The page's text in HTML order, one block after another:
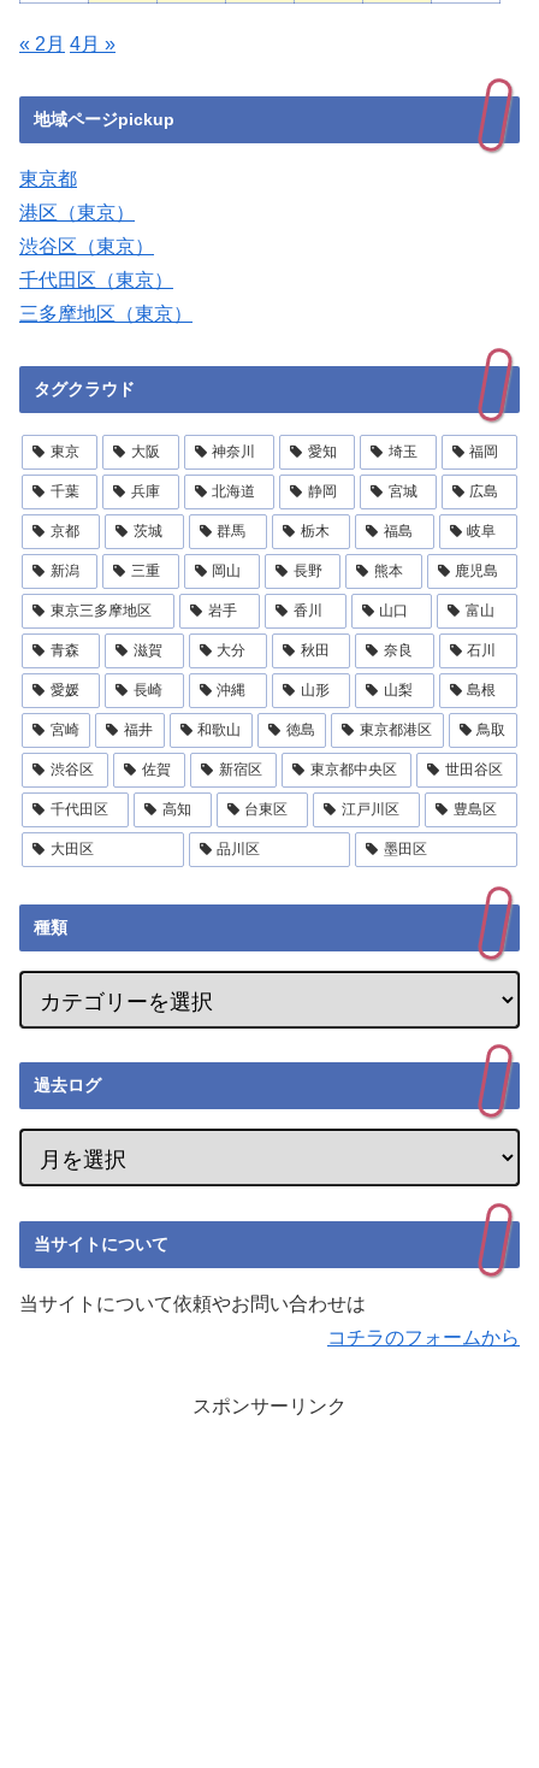
« 2月 4月 »
地域ページpickup
東京都
港区（東京）
渋谷区（東京）
千代田区（東京）
三多摩地区（東京）
タグクラウド
東京 大阪 神奈川 愛知 埼玉 福岡
千葉 兵庫 北海道 静岡 宮城 広島
京都 茨城 群馬 栃木 福島 岐阜
新潟 三重 岡山 長野 熊本 鹿児島
東京三多摩地区 岩手 香川 山口 富山
青森 滋賀 大分 秋田 奈良 石川
愛媛 長崎 沖縄 山形 山梨 島根
宮崎 福井 和歌山 徳島 東京都港区 鳥取
渋谷区 佐賀 新宿区 東京都中央区 世田谷区
千代田区 高知 台東区 江戸川区 豊島区
大田区 品川区 墨田区
種類
過去ログ
当サイトについて
当サイトについて依頼やお問い合わせは
コチラのフォームから
スポンサーリンク